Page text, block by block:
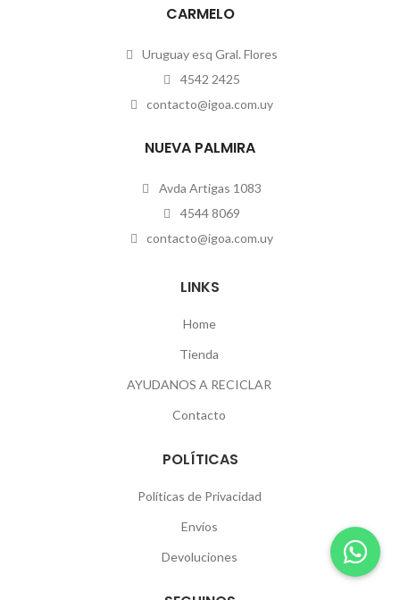
CARMELO
Uruguay esq Gral. Flores
4542 2425
contacto@igoa.com.uy
NUEVA PALMIRA
Avda Artigas 1083
4544 8069
contacto@igoa.com.uy
LINKS
Home
Tienda
AYUDANOS A RECICLAR
Contacto
POLÍTICAS
Políticas de Privacidad
Envíos
Devoluciones